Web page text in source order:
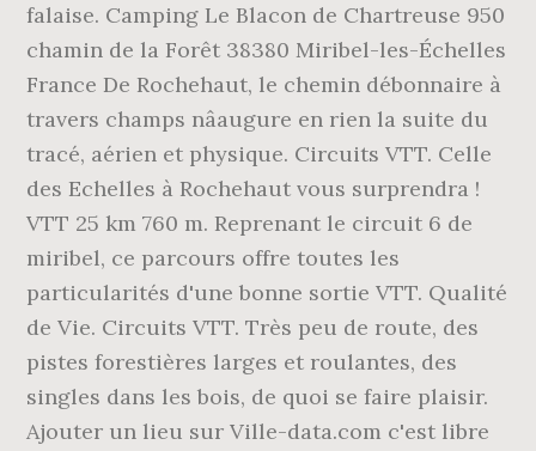
falaise. Camping Le Blacon de Chartreuse 950
chamin de la Forêt 38380 Miribel-les-Échelles
France De Rochehaut, le chemin débonnaire à
travers champs nâaugure en rien la suite du
tracé, aérien et physique. Circuits VTT. Celle
des Echelles à Rochehaut vous surprendra !
VTT 25 km 760 m. Reprenant le circuit 6 de
miribel, ce parcours offre toutes les
particularités d'une bonne sortie VTT. Qualité
de Vie. Circuits VTT. Très peu de route, des
pistes forestières larges et roulantes, des
singles dans les bois, de quoi se faire plaisir.
Ajouter un lieu sur Ville-data.com c'est libre